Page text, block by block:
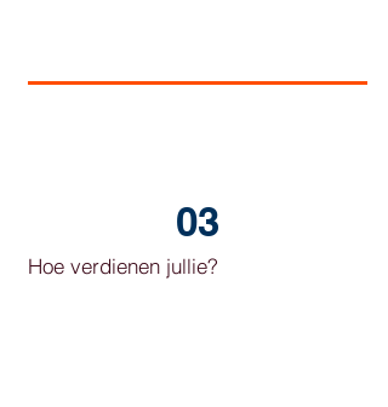
03
Hoe verdienen jullie?